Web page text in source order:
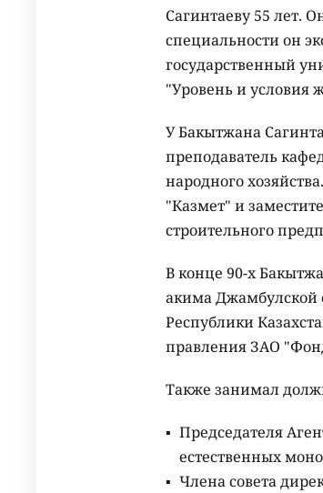
Сагинтаеву 55 лет.
специальности он
государственный
"Уровень и условия
У Бакытжана
преподаватель
народного
"Казмет" и
строительного
В конце 90-х
акима Джамбулской
Республики
правления ЗАО
Также занимал
Председателя
естественных
Члена совета